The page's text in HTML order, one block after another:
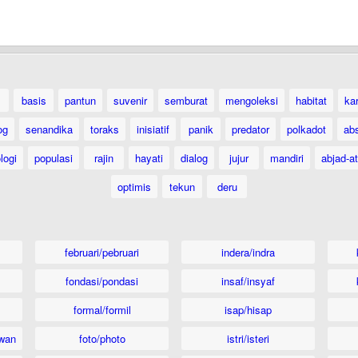
basis pantun suvenir semburat mengoleksi habitat
senandika toraks inisiatif panik predator polkadot
populasi rajin hayati dialog jujur mandiri
abjad-
optimis
tekun deru
februari/pebruari
fondasi/pondasi
formal/formil
foto/photo
indera/indra
insaf/insyaf
isap/hisap
istri/isteri